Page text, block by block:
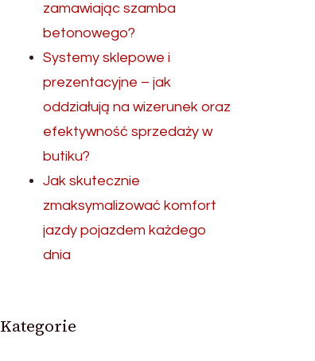
zamawiając szamba
betonowego?
Systemy sklepowe i
prezentacyjne – jak
oddziałują na wizerunek oraz
efektywność sprzedaży w
butiku?
Jak skutecznie
zmaksymalizować komfort
jazdy pojazdem każdego
dnia
Kategorie